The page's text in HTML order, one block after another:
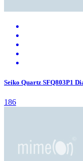
Seiko Quartz SFQ803P1
186